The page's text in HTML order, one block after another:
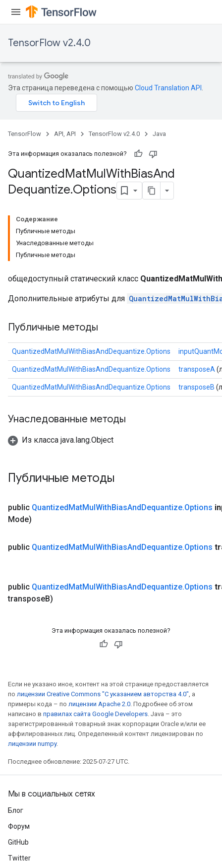
TensorFlow v2.4.0
Эта страница переведена с помощью Cloud Translation API
TensorFlow API, API TensorFlow v2.4.0 Java
Эта информация оказалась полезной?
QuantizedMatMulWithBiasAnd
Dequantize.Options
Содержание
Публичные методы
Унаследованные методы
Публичные методы
общедоступный статический класс
Дополнительные атрибуты для
Публичные методы
QuantizedMatMulWithBiasAndDequantize.Options
QuantizedMatMulWithBiasAndDequantize.Options transposeA
QuantizedMatMulWithBiasAndDequantize.Options transposeB
Унаследованные методы
Из класса java.lang.Object
Публичные методы
public QuantizedMatMulWithBiasAndDequantize.Options
Mode)
public QuantizedMatMulWithBiasAndDequantize.Options
public QuantizedMatMulWithBiasAndDequantize.Options
transposeB)
Эта информация оказалась полезной?
Если не указано иное, контент на этой странице предоставляется
по лицензии Creative Commons "С указанием авторства 4.0", а
примеры кода – по лицензии Apache 2.0. Подробнее об этом
написано в правилах сайта Google Developers. Java – это
зарегистрированный товарный знак корпорации Oracle и/или ее
аффилированных лиц. Определенный контент лицензирован по
лицензии numpy.
Последнее обновление: 2025-07-27 UTC.
Мы в социальных сетях
Блог
Форум
GitHub
Twitter